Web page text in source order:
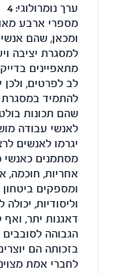
ערך נומרולוגי: 4
מספרי ארבע
ומכאן, שהם
למסגרת יציבה
מתאפיינים
לב לפרטים, ולכן
להתמיד במסגרת
שהם תכונות
לאנשי עבודה
יגרמו לאנשים
מסתמנים כאנשי
אחריות, חוכמה,
ומספקים ביטחון
וליסודיות,
דאגנות יתר,
הגבוהה
בזכותה הם
לחברי אמת